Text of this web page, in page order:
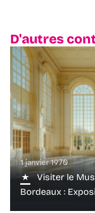
D'autres
1 janvier 1970
Visiter le
Bordeaux :